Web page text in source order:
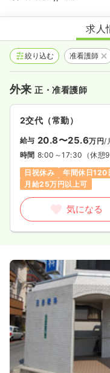
求人
絞り込む 准看護師
外来正・准看護師
2交代（常勤）
給与 20.8〜25.6万円/
時間 8:00～17:30 （休憩
日祝休み
年間休日120
月給25万円以上可
気になる